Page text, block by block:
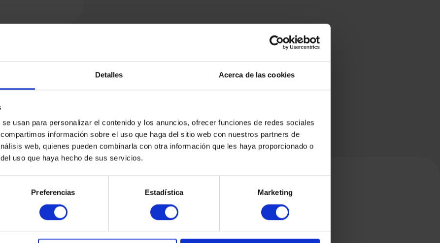
Detalles Acerca de las cookies
usan para personalizar el contenido y los anuncios, ofrecer funciones de redes sociales
información sobre el uso que haga del sitio web con nuestros partners de
web, quienes pueden combinarla con otra información que les haya proporcionado o
uso que haya hecho de sus servicios.
Preferencias Estadística Marketing
Productos Relacionados